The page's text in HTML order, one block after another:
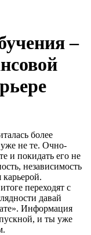
–
более
не те. Очно-
и покидать его не
независимость
карьерой.
переходят с
давай
Информация
и ты уже